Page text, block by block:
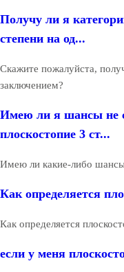
Получу ли я
степени на од...
Скажите пожалуйста,
заключением?
Имею ли я шансы не
плоскостопие 3 ст...
Имею ли какие-либо
Как определяется
Как определяется
если у меня